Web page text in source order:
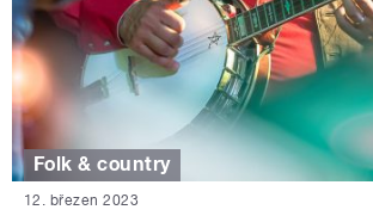
Folk & country
12. březen 2023